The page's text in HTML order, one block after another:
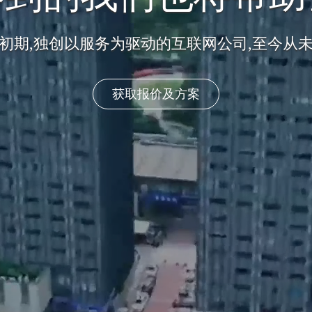
建设 + 自然排名 + 平台运营 + 移动营销 + 效
转型互联网+